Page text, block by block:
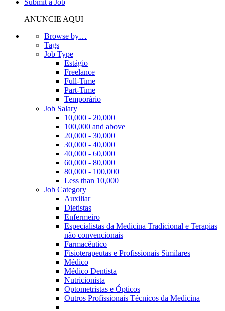
ANUNCIE AQUI
Browse by…
Tags
Job Type
Estágio
Freelance
Full-Time
Part-Time
Temporário
Job Salary
10,000 - 20,000
100,000 and above
20,000 - 30,000
30,000 - 40,000
40,000 - 60,000
60,000 - 80,000
80,000 - 100,000
Less than 10,000
Job Category
Auxiliar
Dietistas
Enfermeiro
Especialistas da Medicina Tradicional e Terapias
não convencionais
Farmacêutico
Fisioterapeutas e Profissionais Similares
Médico
Médico Dentista
Nutricionista
Optometristas e Ópticos
Outros Profissionais Técnicos da Medicina